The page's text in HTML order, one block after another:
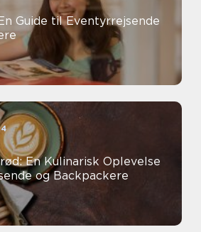
Guide til Eventyrrejsende
En Kulinarisk Oplevelse
og Backpackere